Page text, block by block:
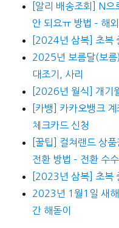
[알리 배송조회] N으
안 되요ㅠ 방법 – 해
[2024년 삼복] 초복
2025년 보름달(보름
대조기, 사리
[2026년 월식] 개기
[카뱅] 카카오뱅크
체크카드 신청
[꿀팁] 컬쳐랜드 상
전환 방법 – 전환 수
[2023년 삼복] 초복
2023년 1월1일 새해
간 해돋이